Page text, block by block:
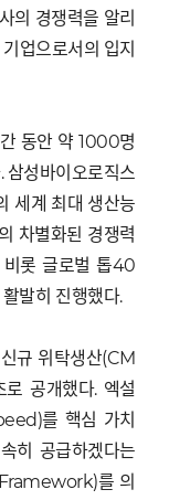
의 경쟁력을 알리
업으로서의 입지
동안 약 1000명
삼성바이오로직스
세계 최대 생산능
차별화된 경쟁력
비롯 글로벌 톱40
발히 진행했다.
규 위탁생산(CM
공개했다. 엑설
를 핵심 가치
히 공급하겠다는
를 의